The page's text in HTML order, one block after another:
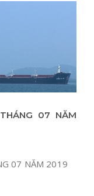
07 NĂM
07 NĂM 2019